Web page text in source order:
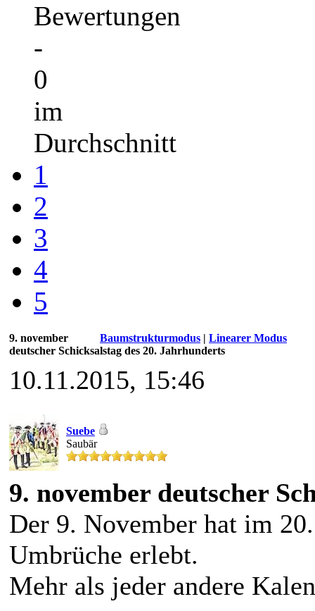
Bewertungen
-
0
im
Durchschnitt
1
2
3
4
5
Baumstrukturmodus | Linearer Modus
9. november
deutscher Schicksalstag des 20. Jahrhunderts
10.11.2015, 15:46
Suebe
Saubär
9. november deutscher
Der 9. November hat im
Umbrüche erlebt.
Mehr als jeder andere